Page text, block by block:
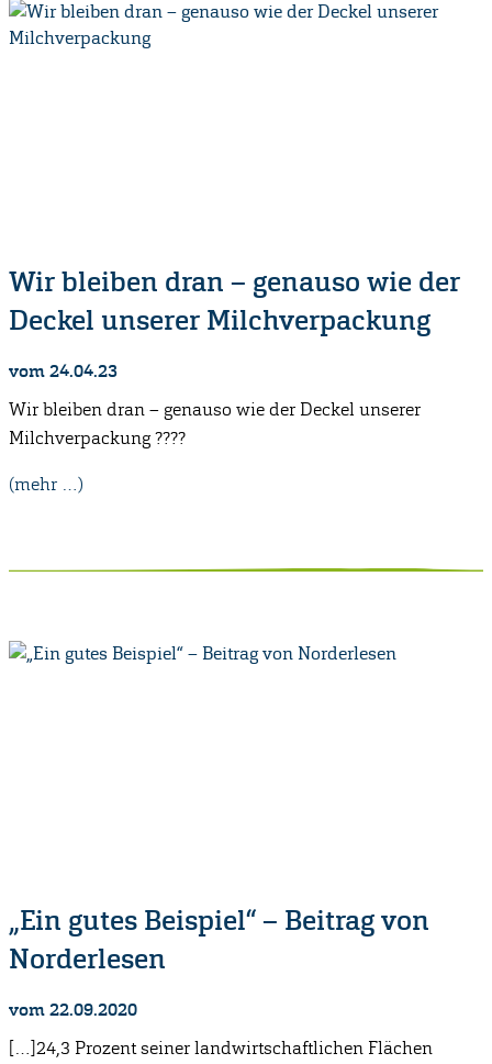
Wir bleiben dran – genauso wie der
Deckel unserer Milchverpackung
vom 24.04.23
Wir bleiben dran – genauso wie der Deckel unserer
Milchverpackung ????
(mehr …)
„Ein gutes Beispiel“ – Beitrag von
Norderlesen
vom 22.09.2020
[…]24,3 Prozent seiner landwirtschaftlichen Flächen